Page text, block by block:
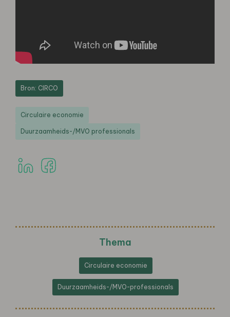
Bron: CIRCO
Circulaire economie
Duurzaamheids-/MVO professionals
Thema
Circulaire economie
Duurzaamheids-/MVO-professionals